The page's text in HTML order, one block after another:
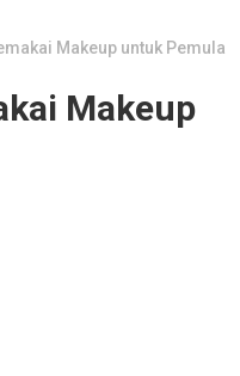
Makeup untuk Pemula
Makeup